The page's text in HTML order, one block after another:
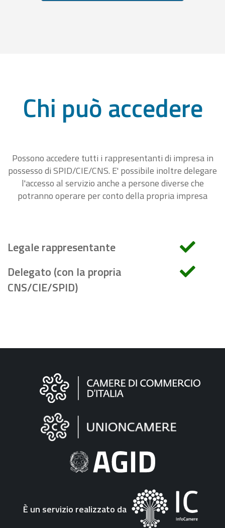
Chi può accedere
Possono accedere tutti i rappresentanti di impresa in
possesso di SPID/CIE/CNS. E' possibile inoltre delegare
l'accesso al servizio anche a persone diverse che
potranno operare per conto della propria impresa
Legale rappresentante
Delegato (con la propria
CNS/CIE/SPID)
Informazioni
"Fattura
Elettronica"
È un servizio realizzato da